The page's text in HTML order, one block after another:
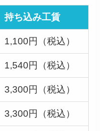
持ち込み工賃
1,100円（税込）
1,540円（税込）
3,300円（税込）
3,300円（税込）